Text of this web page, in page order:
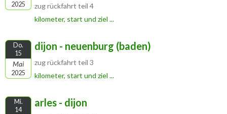
2025
zug rückfahrt teil 4
kilometer, start und ziel ...
Do.
15
Mai
2025
dijon - neuenburg (baden)
zug rückfahrt teil 3
kilometer, start und ziel ...
Mi.
14
arles - dijon